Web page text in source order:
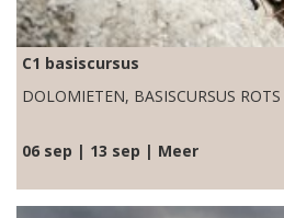
C1 basiscursus
DOLOMIETEN, BASISCURSUS ROTS
06 sep | 13 sep | Meer